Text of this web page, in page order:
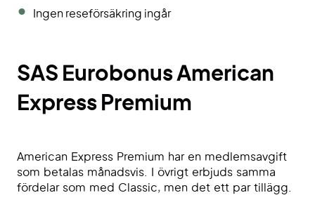
Ingen reseförsäkring ingår
SAS EurobonusAmerican
Express Premium
American Express Premium har en medlemsavgift
som betalas månadsvis. I övrigt erbjuds samma
fördelar som med Classic, men det ett par tillägg.